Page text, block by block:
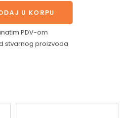
U KORPU
PDV-om
stvarnog proizvoda